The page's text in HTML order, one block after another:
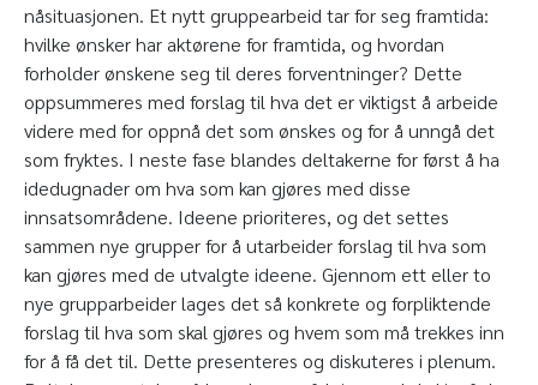
nåsituasjonen. Et nytt gruppearbeid tar for seg framtida:
hvilke ønsker har aktørene for framtida, og hvordan
forholder ønskene seg til deres forventninger? Dette
oppsummeres med forslag til hva det er viktigst å arbeide
videre med for oppnå det som ønskes og for å unngå det
som fryktes. I neste fase blandes deltakerne for først å ha
idedugnader om hva som kan gjøres med disse
innsatsområdene. Ideene prioriteres, og det settes
sammen nye grupper for å utarbeider forslag til hva som
kan gjøres med de utvalgte ideene. Gjennom ett eller to
nye grupparbeider lages det så konkrete og forpliktende
forslag til hva som skal gjøres og hvem som må trekkes inn
for å få det til. Dette presenteres og diskuteres i plenum.